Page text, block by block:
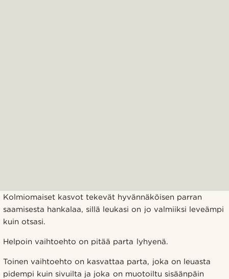
Kolmiomaiset kasvot tekevät hyvännäköisen parran
saamisesta hankalaa, sillä leukasi on jo valmiiksi leveämpi
kuin otsasi.
Helpoin vaihtoehto on pitää parta lyhyenä.
Toinen vaihtoehto on kasvattaa parta, joka on leuasta
pidempi kuin sivuilta ja joka on muotoiltu sisäänpäin